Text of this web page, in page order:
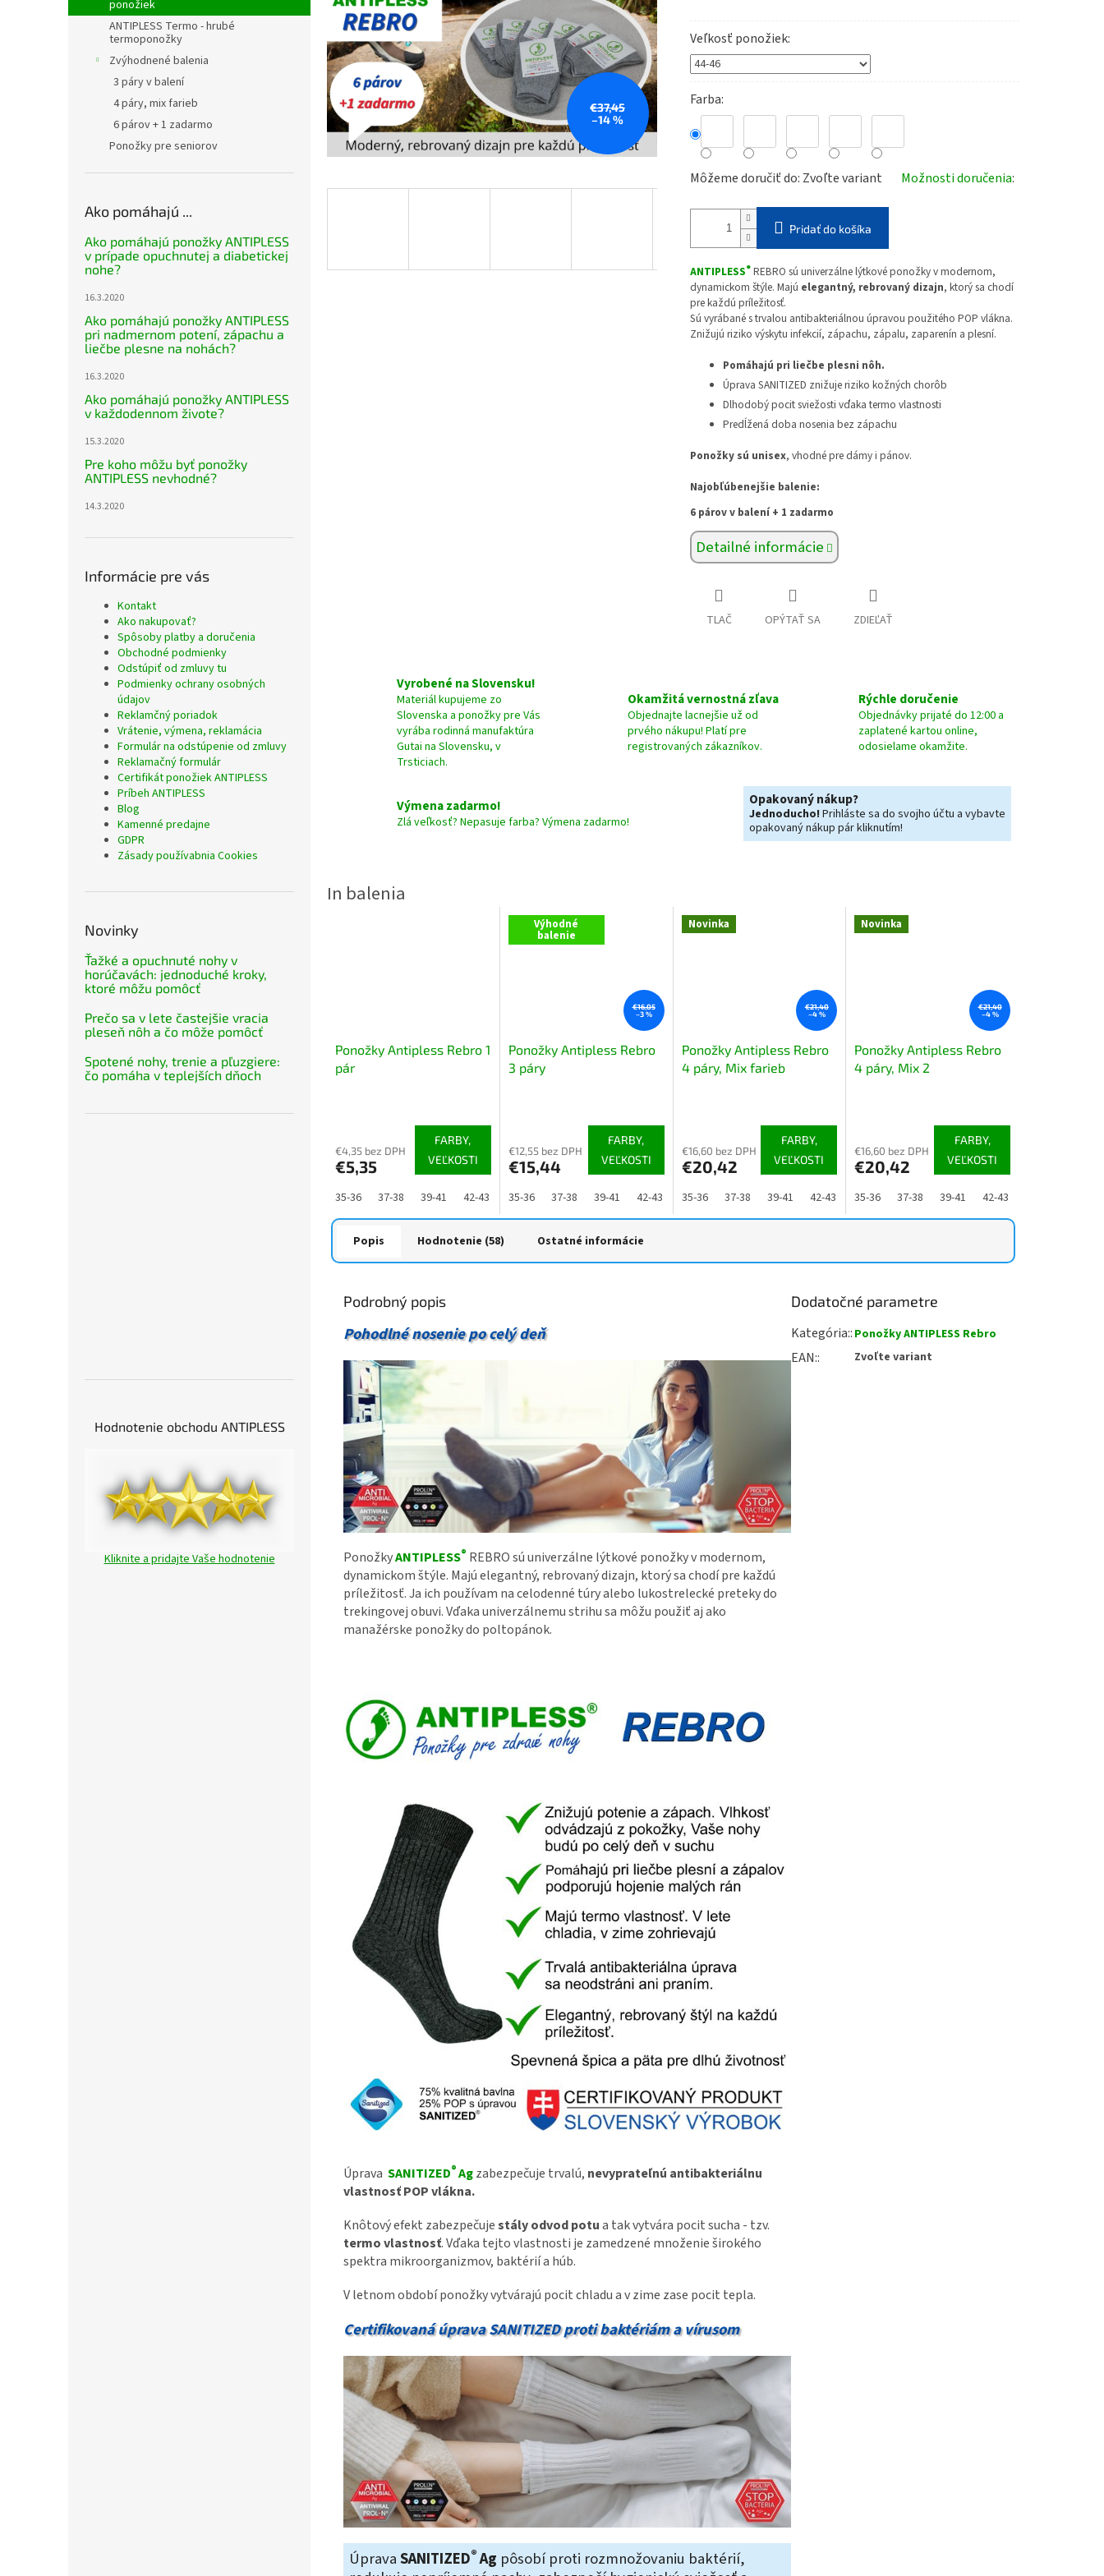
ponožiek
ANTIPLESS Termo - hrubé
termoponožky
Zvýhodnené balenia
3 páry v balení
4 páry, mix farieb
6 párov + 1 zadarmo
Ponožky pre seniorov
Ako pomáhajú ...
Ako pomáhajú ponožky ANTIPLESS
v prípade opuchnutej a diabetickej
nohe?
16.3.2020
Ako pomáhajú ponožky ANTIPLESS
pri nadmernom potení, zápachu a
liečbe plesne na nohách?
16.3.2020
Ako pomáhajú ponožky ANTIPLESS
v každodennom živote?
15.3.2020
Pre koho môžu byť ponožky
ANTIPLESS nevhodné?
14.3.2020
Informácie pre vás
Kontakt
Ako nakupovať?
Spôsoby platby a doručenia
Obchodné podmienky
Odstúpiť od zmluvy tu
Podmienky ochrany osobných
údajov
Reklamčný poriadok
Vrátenie, výmena, reklamácia
Formulár na odstúpenie od zmluvy
Reklamačný formulár
Certifikát ponožiek ANTIPLESS
Príbeh ANTIPLESS
Blog
Kamenné predajne
GDPR
Zásady používabnia Cookies
Novinky
Ťažké a opuchnuté nohy v
horúčavách: jednoduché kroky,
ktoré môžu pomôcť
Prečo sa v lete častejšie vracia
pleseň nôh a čo môže pomôcť
Spotené nohy, trenie a pľuzgiere:
čo pomáha v teplejších dňoch
Hodnotenie obchodu ANTIPLESS
Kliknite a pridajte Vaše hodnotenie
€37,45
–14 %
Veľkosť ponožiek
Farba
Môžeme doručiť do: Zvoľte variant Možnosti doručenia
Pridať do košíka
ANTIPLESS®REBRO sú univerzálne lýtkové ponožky v modernom,
dynamickom štýle. Majú elegantný, rebrovaný dizajn, ktorý sa chodí
pre každú príležitosť.
Sú vyrábané s trvalou antibakteriálnou úpravou použitého POP vlákna.
Znižujú riziko výskytu infekcií, zápachu, zápalu, zaparenín a plesní.
Pomáhajú pri liečbe plesni nôh.
Úprava SANITIZED znižuje riziko kožných chorôb
Dlhodobý pocit sviežosti vďaka termo vlastnosti
Predĺžená doba nosenia bez zápachu
Ponožky sú unisex, vhodné pre dámy i pánov.
Najobľúbenejšie balenie:
6 párov v balení + 1 zadarmo
Detailné informácie
TLAČ OPÝTAŤ SA ZDIEĽAŤ
Vyrobené na Slovensku!
Materiál kupujeme zo
Slovenska a ponožky pre Vás
vyrába rodinná manufaktúra
Gutai na Slovensku, v
Trsticiach.
Okamžitá vernostná zľava
Objednajte lacnejšie už od
prvého nákupu! Platí pre
registrovaných zákazníkov.
Rýchle doručenie
Objednávky prijaté do 12:00 a
zaplatené kartou online,
odosielame okamžite.
Výmena zadarmo!
Zlá veľkosť? Nepasuje farba? Výmena zadarmo!
Opakovaný nákup?
Jednoducho! Prihláste sa do svojho účtu a vybavte
opakovaný nákup pár kliknutím!
Ponožky Antipless Rebro 1
pár
je
5,0
5
€4,35 bez DPH
€5,35
FARBY,
VEĽKOSTI
35-36 37-38 39-41 42-43 44-46 47-48
Výhodné
balenie
€16,05
–3 %
Ponožky Antipless Rebro
3 páry
je
4,3
5
€12,55 bez DPH
€15,44
FARBY,
VEĽKOSTI
35-36 37-38 39-41 42-43 44-46 47-48
Novinka
€21,40
–4 %
Ponožky Antipless Rebro
4 páry, Mix farieb
je
4,9
5
€16,60 bez DPH
€20,42
FARBY,
VEĽKOSTI
35-36 37-38 39-41 42-43 44-46 47-48
Novinka
€21,40
–4 %
Ponožky Antipless Rebro
4 páry, Mix 2
je
5,0
5
€16,60 bez DPH
€20,42
FARBY,
VEĽKOSTI
35-36 37-38 39-41 42-43
Popis Hodnotenie (58) Ostatné informácie
Podrobný popis
Pohodlné nosenie po celý deň
PonožkyANTIPLESS® REBRO sú univerzálne lýtkové ponožky v modernom,
dynamickom štýle. Majú elegantný, rebrovaný dizajn, ktorý sa chodí pre každú
príležitosť. Ja ich používam na celodenné túry alebo lukostrelecké preteky do
trekingovej obuvi. Vďaka univerzálnemu strihu sa môžu použiť aj ako
manažérske ponožky do poltopánok.
Úprava SANITIZED®Agzabezpečuje trvalú, nevyprateľnú antibakteriálnu
vlastnosť POP vlákna.
Knôtový efekt zabezpečujestály odvod potua tak vytvára pocit sucha - tzv.
termo vlastnosť. Vďaka tejto vlastnosti je zamedzené množenie širokého
spektra mikroorganizmov, baktérií a húb.
V letnom období ponožky vytvárajú pocit chladu a v zime zase pocit tepla.
Certifikovaná úprava SANITIZED proti baktériám a vírusom
ÚpravaSANITIZED® Ag pôsobí proti rozmnožovaniu baktérií,
Dodatočné parametre
Kategória: Ponožky ANTIPLESS Rebro
EAN: Zvoľte variant